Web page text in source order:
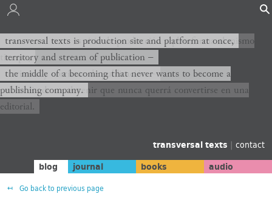
transversal texts es sitio de producción y plataforma al mismo
tiempo,
territorio y corriente de publicación −
el medio de un devenir que nunca querrá convertirse en una
editorial.
transversal texts is production site and platform at once,
territory and stream of publication −
the middle of a becoming that never wants to become a
publishing company.
transversal texts | contact
blog journal books audio
Go back to previous page